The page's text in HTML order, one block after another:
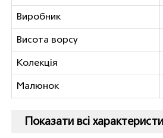
Виробник
Висота ворсу
Колекція
Малюнок
Показати всі